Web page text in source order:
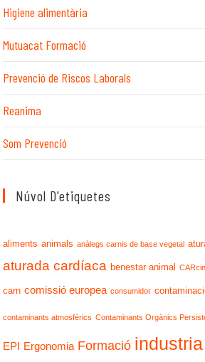
Higiene alimentària
Mutuacat Formació
Prevenció de Riscos Laborals
Reanima
Som Prevenció
Núvol D'etiquetes
aliments animals anàlegs carnis de base vegetal
aturada cardíaca benestar animal
carn comissió europea consumidor
contaminants atmosfèrics Contaminants Orgànics
EPI Ergonomia Formació